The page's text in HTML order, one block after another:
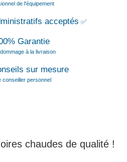
de l'équipement
acceptés ✅
Garantie
à la livraison
sur mesure
conseiller personnel
chaudes de qualité !